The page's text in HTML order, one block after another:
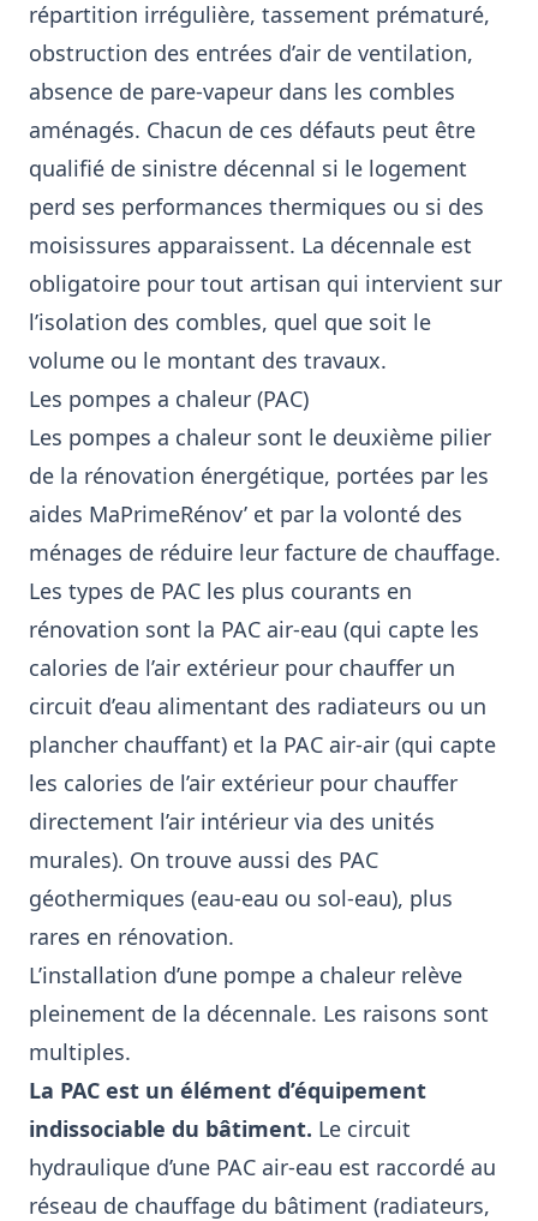
répartition irrégulière, tassement prématuré,
obstruction des entrées d’air de ventilation,
absence de pare-vapeur dans les combles
aménagés. Chacun de ces défauts peut être
qualifié de sinistre décennal si le logement
perd ses performances thermiques ou si des
moisissures apparaissent. La décennale est
obligatoire pour tout artisan qui intervient sur
l’isolation des combles, quel que soit le
volume ou le montant des travaux.
Les pompes a chaleur (PAC)
Les pompes a chaleur sont le deuxième pilier
de la rénovation énergétique, portées par les
aides MaPrimeRénov’ et par la volonté des
ménages de réduire leur facture de chauffage.
Les types de PAC les plus courants en
rénovation sont la PAC air-eau (qui capte les
calories de l’air extérieur pour chauffer un
circuit d’eau alimentant des radiateurs ou un
plancher chauffant) et la PAC air-air (qui capte
les calories de l’air extérieur pour chauffer
directement l’air intérieur via des unités
murales). On trouve aussi des PAC
géothermiques (eau-eau ou sol-eau), plus
rares en rénovation.
L’installation d’une pompe a chaleur relève
pleinement de la décennale. Les raisons sont
multiples.
La PAC est un élément d’équipement
indissociable du bâtiment. Le circuit
hydraulique d’une PAC air-eau est raccordé au
réseau de chauffage du bâtiment (radiateurs,